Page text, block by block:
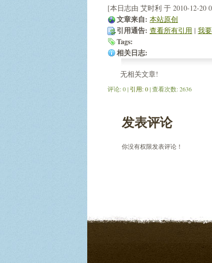
[本日志由 艾时利 于 2010-12-20
文章来自: 本站原创
引用通告: 查看所有引用 | 我
Tags:
相关日志:
无相关文章!
评论: 0 | 引用: 0| 查看次数: 2636
发表评论
你没有权限发表评论！